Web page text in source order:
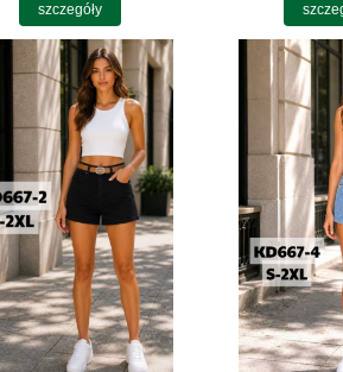
szczegóły